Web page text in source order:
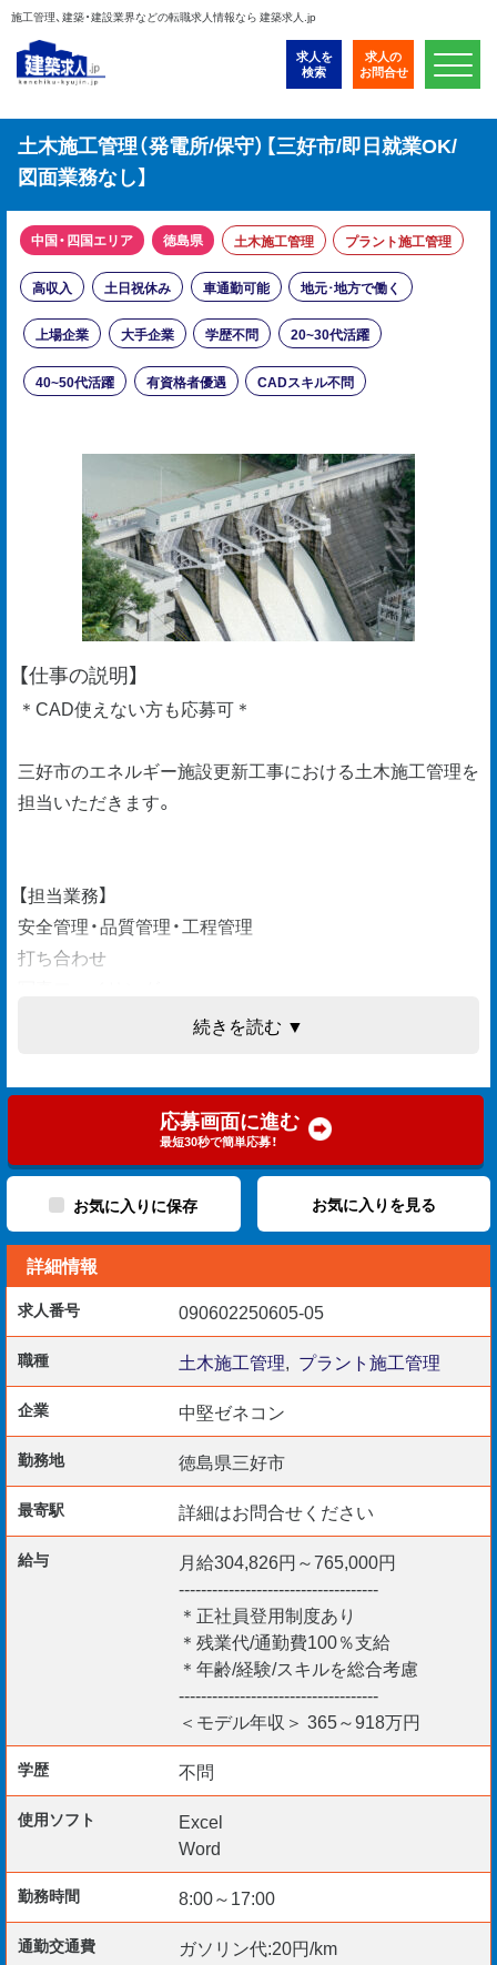
施工管理、建築・建設業界などの転職求人情報なら 建築求人.jp
求人を
検索
求人の
お問合せ
土木施工管理（発電所/保守）【三好市/即日就業OK/
図面業務なし】
中国・四国エリア 徳島県 土木施工管理 プラント施工管理
高収入 土日祝休み 車通勤可能 地元･地方で働く
上場企業 大手企業 学歴不問 20~30代活躍
40~50代活躍 有資格者優遇 CADスキル不問
【仕事の説明】
＊CAD使えない方も応募可＊
三好市のエネルギー施設更新工事における土木施工管理を
担当いただきます。
【担当業務】
安全管理・品質管理・工程管理
打ち合わせ
現場監督の経験が6年以上ある方
PCスキル（Word/Excel）
【採用予定日】
即日～3ヵ月以内
【活かせる資格】
1・2級土木施工管理技士
1・2級舗装施工管理技術者
1・2級造園施工管理技士
1・2級建設機械施工管理技士
監理技術者（一土施）
コンクリート圧送施工技能士
職長・安全衛生責任者など
【その他】
マイカー通勤可能です。
ご応募お待ちしております。
続きを読む ▼
応募画面に進む
最短30秒で簡単応募！
お気に入りに保存 お気に入りを見る
詳細情報
求人番号 090602250605-05
職種 土木施工管理, プラント施工管理
企業 中堅ゼネコン
勤務地 徳島県三好市
最寄駅 詳細はお問合せください
給与
月給304,826円～765,000円
------------------------------------
＊正社員登用制度あり
＊残業代/通勤費100％支給
＊年齢/経験/スキルを総合考慮
------------------------------------
＜モデル年収＞ 365～918万円
学歴 不問
使用ソフト
Excel
Word
勤務時間 8:00～17:00
通勤交通費 ガソリン代:20円/km